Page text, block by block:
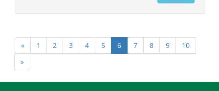
« 1 2 3 4 5 6 7 8 9
10
»